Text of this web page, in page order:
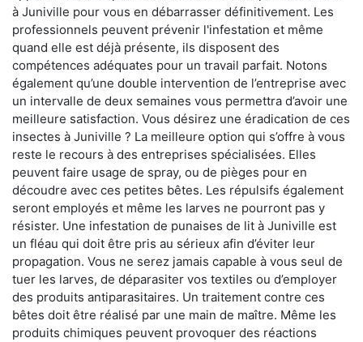
à Juniville pour vous en débarrasser définitivement. Les
professionnels peuvent prévenir l'infestation et même
quand elle est déjà présente, ils disposent des
compétences adéquates pour un travail parfait. Notons
également qu’une double intervention de l’entreprise avec
un intervalle de deux semaines vous permettra d’avoir une
meilleure satisfaction. Vous désirez une éradication de ces
insectes à Juniville ? La meilleure option qui s’offre à vous
reste le recours à des entreprises spécialisées. Elles
peuvent faire usage de spray, ou de pièges pour en
découdre avec ces petites bêtes. Les répulsifs également
seront employés et même les larves ne pourront pas y
résister. Une infestation de punaises de lit à Juniville est
un fléau qui doit être pris au sérieux afin d’éviter leur
propagation. Vous ne serez jamais capable à vous seul de
tuer les larves, de déparasiter vos textiles ou d’employer
des produits antiparasitaires. Un traitement contre ces
bêtes doit être réalisé par une main de maître. Même les
produits chimiques peuvent provoquer des réactions